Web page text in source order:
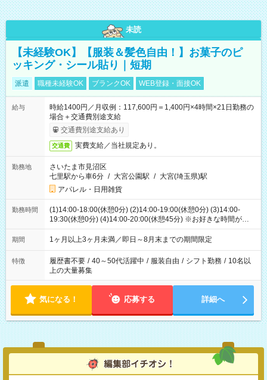
未読
【未経験OK】【服装＆髪色自由！】お菓子のピ
ッキング・シール貼り｜短期
派遣 職種未経験OK ブランクOK WEB登録・面接OK
給与
時給1400円／月収例：117,600円＝1,400円×4時間×21日勤務の
場合＋交通費別途支給
交通費別途支給あり
交通費 実費支給／当社規定あり。
勤務地
さいたま市見沼区
七里駅から車6分 / 大宮公園駅 / 大宮(埼玉県)駅
アパレル・日用雑貨
勤務時間
(1)14:00-18:00(休憩0分) (2)14:00-19:00(休憩0分) (3)14:00-
19:30(休憩0分) (4)14:00-20:00(休憩45分) ※お好きな時間が選べ
ます
期間 1ヶ月以上3ヶ月未満／即日～8月末までの期間限定
特徴 履歴書不要 / 40～50代活躍中 / 服装自由 / シフト勤務 / 10名以
上の大量募集
気になる！ 応募する 詳細へ